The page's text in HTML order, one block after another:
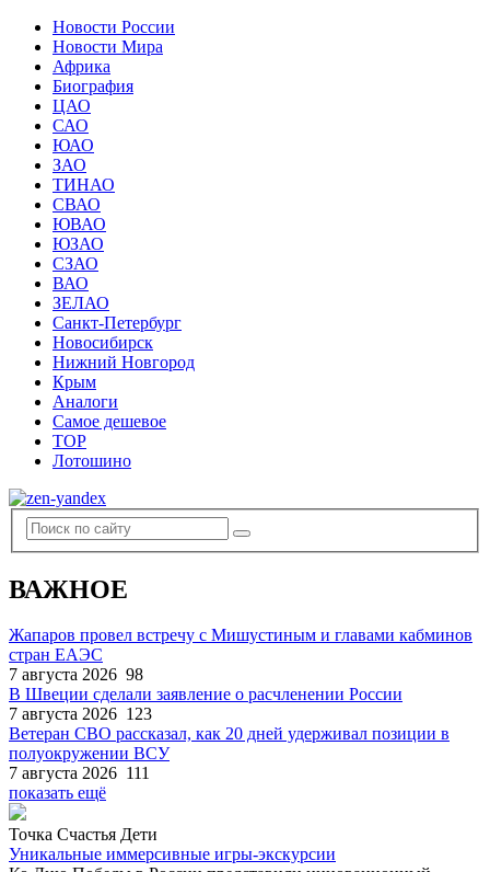
Новости России
Новости Мира
Африка
Биография
ЦАО
САО
ЮАО
ЗАО
ТИНАО
СВАО
ЮВАО
ЮЗАО
СЗАО
ВАО
ЗЕЛАО
Санкт-Петербург
Новосибирск
Нижний Новгород
Крым
Аналоги
Самое дешевое
TOP
Лотошино
ВАЖНОЕ
Жапаров провел встречу с Мишустиным и главами кабминов
стран ЕАЭС
7 августа 2026 98
В Швеции сделали заявление о расчленении России
7 августа 2026 123
Ветеран СВО рассказал, как 20 дней удерживал позиции в
полуокружении ВСУ
7 августа 2026 111
показать ещё
Точка Счастья Дети
Уникальные иммерсивные игры-экскурсии